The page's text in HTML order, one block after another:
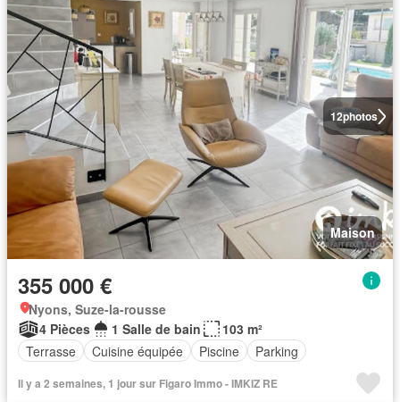
12photos
Maison
355 000 €
Nyons, Suze-la-rousse
4 Pièces
1 Salle de bain
103 m²
Terrasse
Cuisine équipée Piscine Parking
Il y a 2 semaines, 1 jour sur Figaro Immo - IMKIZ RE